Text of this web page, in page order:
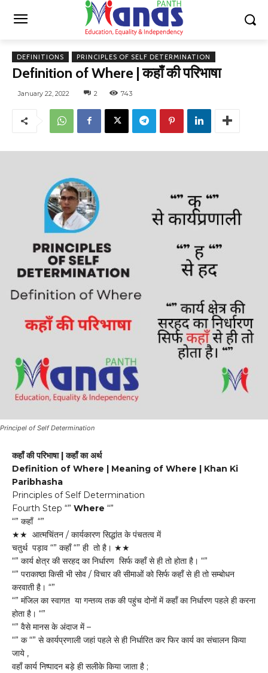
DEFINITIONS PRINCIPLES OF SELF DETERMINATION
Definition of Where | कहाँ की परिभाषा
January 22, 2022 2 743
Principel of Self Determination
कहाँ की परिभाषा | कहाँ का अर्थ
Definition of Where | Meaning of Where | Khan Ki
Paribhasha
Principles of Self Determination
Fourth Step “” Where “”
“” कहाँ “”
★★ आत्मचिंतन / कार्यकारण सिद्धांत के पंचतत्व में
चतुर्थ पड़ाव “” कहाँ “” ही तो है। ★★
“” कार्य क्षेत्र की सरहद का निर्धारण सिर्फ कहाँ से ही तो होता है। “”
“” पराकाष्ठा किसी भी सोव / विचार की सीमाओं को सिर्फ कहाँ से ही तो सम्बोधन
करवाती है। “”
“” मंजिल का स्वागत या गन्तव्य तक की पहुंच दोनों में कहाँ का निर्धारण पहले ही करना
होता है। “”
“” वैसे मानस के अंदाज में –
“” क “” से कार्यप्रणाली जहां पहले से ही निर्धारित कर फिर कार्य का संचालन किया
जाये ,
वहाँ कार्य निष्पादन बड़े ही सलीके किया जाता है ;